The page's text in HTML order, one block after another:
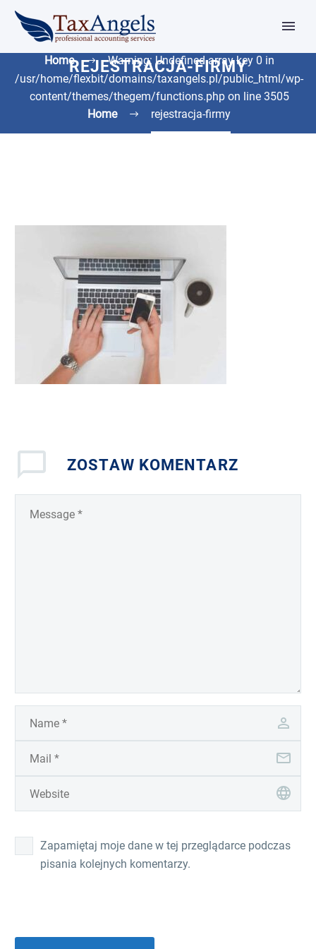
REJESTRACJA-FIRMY
Home
Warning: Undefined array key 0 in
/usr/home/flexbit/domains/taxangels.pl/public_html/wp-
content/themes/thegem/functions.php on line 3505
Home
rejestracja-firmy
ZOSTAW KOMENTARZ
Zapamiętaj moje dane w tej przeglądarce podczas
pisania kolejnych komentarzy.